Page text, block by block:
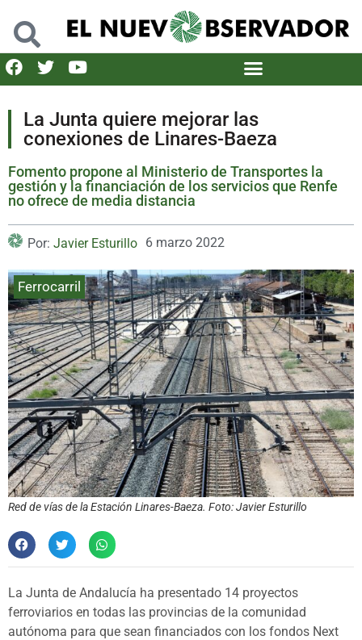
La Junta quiere mejorar las
conexiones de Linares-Baeza
Fomento propone al Ministerio de Transportes la
gestión y la financiación de los servicios que Renfe
no ofrece de media distancia
Por: Javier Esturillo 6 marzo 2022
Ferrocarril
Red de vías de la Estación Linares-Baeza. Foto: Javier Esturillo
La Junta de Andalucía ha presentado 14 proyectos
ferroviarios en todas las provincias de la comunidad
autónoma para que sean financiados con los fondos Next